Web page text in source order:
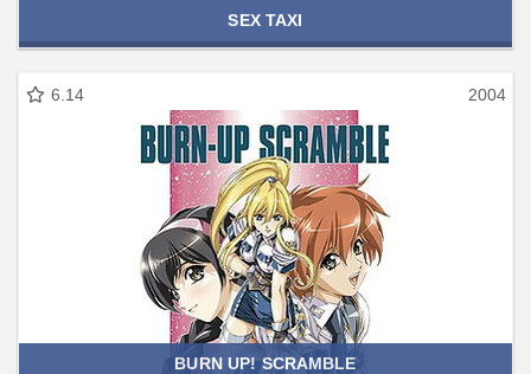
SEX TAXI
6.14 2004
BURN UP! SCRAMBLE